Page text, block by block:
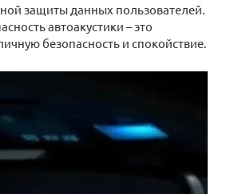
защиты данных пользователей.
автоакустики – это
безопасность и спокойствие.